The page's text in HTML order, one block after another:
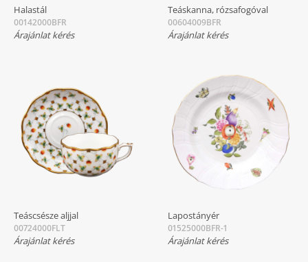
Halastál
00142000BFR
Árajánlat kérés
Teáskanna, rózsafogóval
00604009BFR
Árajánlat kérés
Teáscsésze aljjal
00724000FLT
Árajánlat kérés
Lapostányér
01525000BFR-1
Árajánlat kérés